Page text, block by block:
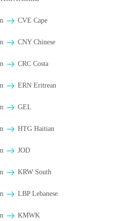
CVE Cape
CNY Chinese
CRC Costa
ERN Eritrean
GEL
HTG Haitian
JOD
KRW South
LBP Lebanese
ΚMWK